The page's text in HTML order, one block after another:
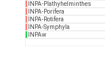
INPA-Plathyhelminthes
INPA-Porifera
INPA-Rotifera
INPA-Symphyla
INPAw